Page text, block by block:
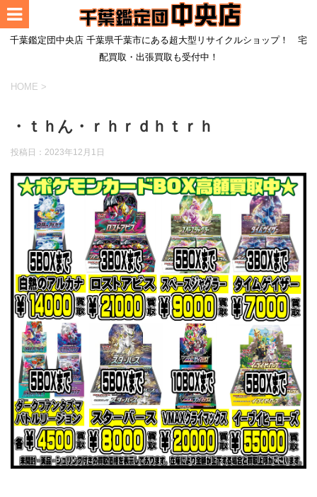
千葉鑑定団中央店 千葉県千葉市にある超大型リサイクルショップ！ 宅
配買取・出張買取も受付中！
HOME >
・ｔｈん・ｒｈｒｄｈｔｒｈ
投稿日： 2023年12月1日